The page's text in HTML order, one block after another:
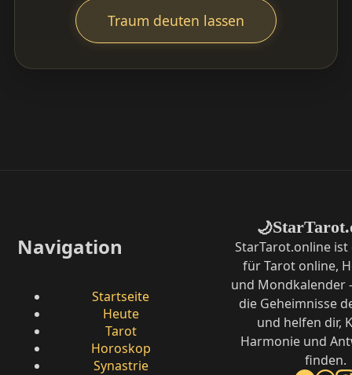
Traum deuten lassen
Navigation
Startseite
Heute
Tarot
Horoskop
Synastrie
🌙
StarTarot.online
für Tarot online,
und Mondkalender
die Geheimnisse
und helfen dir,
Harmonie und
finden.